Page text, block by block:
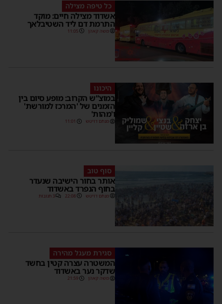
כל טיפה מצילה
אשדוד מצילה חיים: מוקד
התרמת דם ליד השטיבלאך
משה קאהן 11:05
היכונו
במוצ”ש הקרוב: מופע סיום בין
הזמנים של 'המרכז למורשת'
ו'מהות'
מנחם דויטש 11:01
סוף טוב
אותר בחור הישיבה שנעדר
בחוף הנפרד באשדוד
מנחם דויטש 22:08 3 תגובות
סגירת מעגל מהירה
המשטרה עצרה קטין בחשד
שדקר נער באשדוד
משה קאהן 21:59